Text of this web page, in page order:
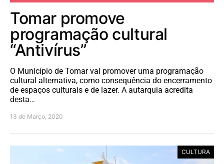
Tomar promove
programação cultural
“Antivírus”
O Município de Tomar vai promover uma programação
cultural alternativa, como consequência do encerramento
de espaços culturais e de lazer. A autarquia acredita
desta…
13 de Março, 2020
CULTURA